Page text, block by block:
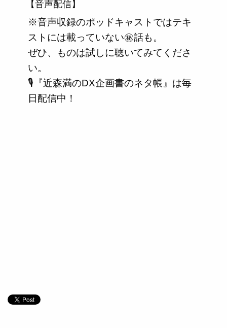
【音声配信】
※音声収録のポッドキャストではテキ
ストには載っていない㊙話も。
ぜひ、ものは試しに聴いてみてくださ
い。
🎙️『近森満のDX企画書のネタ帳』は毎
日配信中！